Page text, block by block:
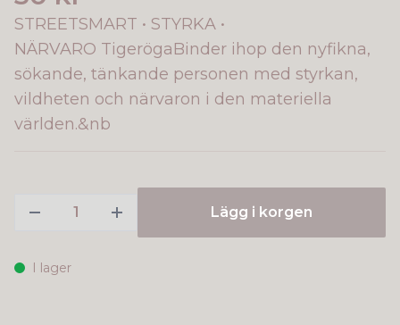
STREETSMART • STYRKA •
NÄRVARO TigerögaBinder ihop den nyfikna,
sökande, tänkande personen med styrkan,
vildheten och närvaron i den materiella
världen.&nb
Lägg i korgen
I lager